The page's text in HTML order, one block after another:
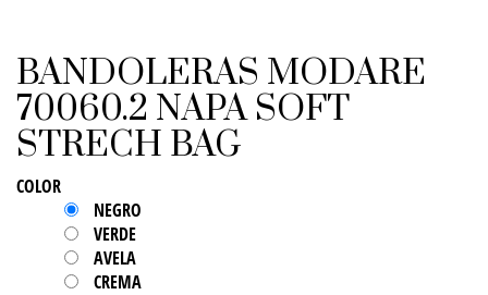
BANDOLERAS MODARE
70060.2 NAPA SOFT
STRECH BAG
COLOR
NEGRO
VERDE
AVELA
CREMA